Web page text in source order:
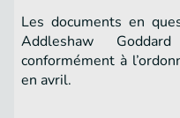
Les documents en
Addleshaw
conformément à
en avril.